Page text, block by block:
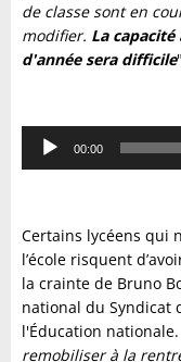
de classe sont en
modifier. La
d'année sera difficile
Lecteur
audio
00:00
Certains lycéens qui
l’école risquent
la crainte de Bruno
national du Syndicat
l'Éducation
remobiliser à la